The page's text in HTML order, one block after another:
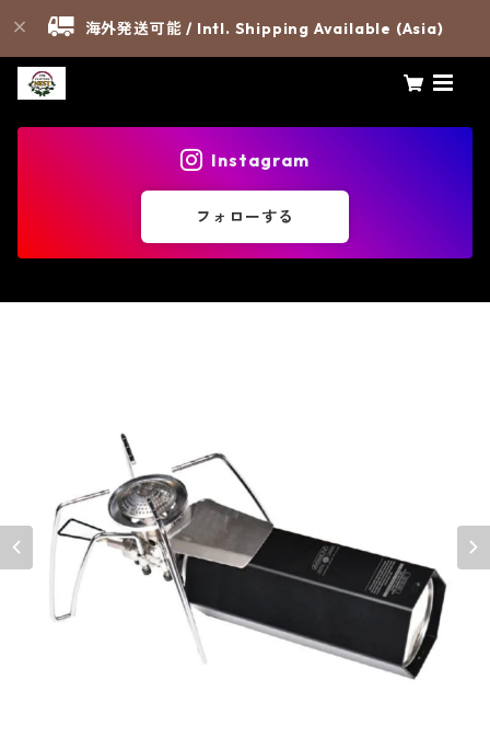
海外発送可能 / Intl. Shipping Available (Asia)
Instagram
フォローする